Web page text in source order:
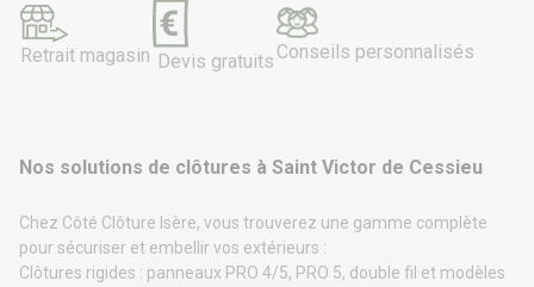
Retrait magasin Devis gratuits Conseils personnalisés
Nos solutions de clôtures à Saint Victor de Cessieu
Chez Côté Clôture Isère, vous trouverez une gamme complète
pour sécuriser et embellir vos extérieurs :
Clôtures rigides : panneaux PRO 4/5, PRO 5, double fil et modèles